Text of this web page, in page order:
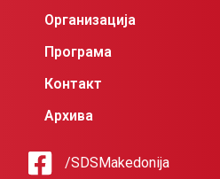
Организација
Програма
Контакт
Архива
/SDSMakedonija